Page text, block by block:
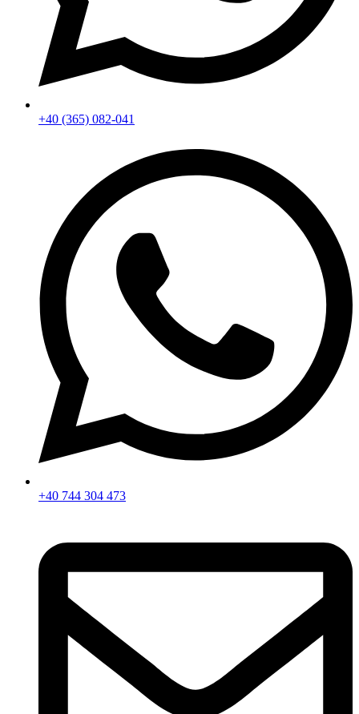
+40 (365) 082-041
+40 744 304 473